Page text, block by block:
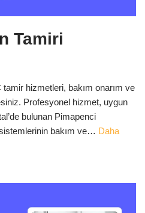
Tamiri
hizmetleri, bakım onarım ve
Profesyonel hizmet, uygun
bulunan Pimapenci
bakım ve… Daha